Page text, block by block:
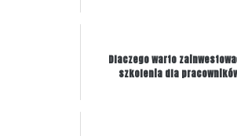
Dlaczego warto
szkolenia dla